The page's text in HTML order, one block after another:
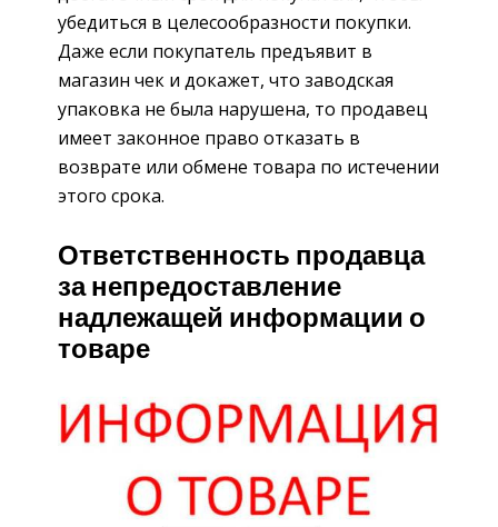
убедиться в целесообразности покупки.
Даже если покупатель предъявит в
магазин чек и докажет, что заводская
упаковка не была нарушена, то продавец
имеет законное право отказать в
возврате или обмене товара по истечении
этого срока.
Ответственность продавца
за непредоставление
надлежащей информации о
товаре